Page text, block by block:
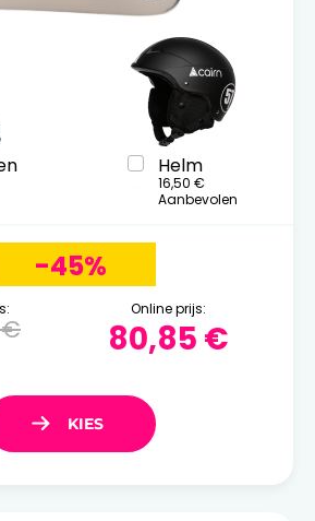
Helm
16,50 €
Aanbevolen
-45%
€
Online prijs:
80,85 €